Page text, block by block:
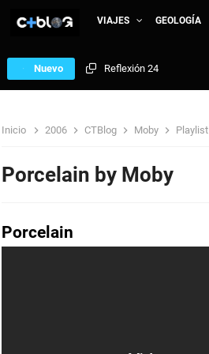
VIAJES GEOLOGÍA
Nuevo Reflexión 24
Inicio 2006 CTBlog Moby Playlist
Porcelain by Moby
Porcelain